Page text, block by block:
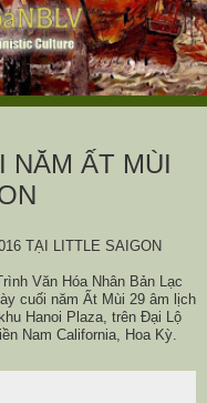
NĂM ẤT MÙI
TẠI LITTLE SAIGON
Văn Hóa Nhân Bản Lạc
cuối năm Ất Mùi 29 âm lịch
Hanoi Plaza, trên Đại Lộ
Nam California, Hoa Kỳ.